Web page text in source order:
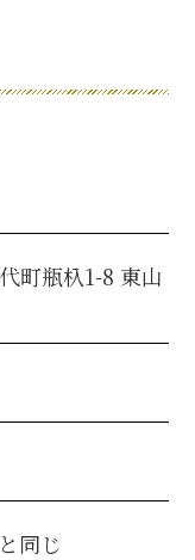
ス
町瓶杁1-8 東山
同じ